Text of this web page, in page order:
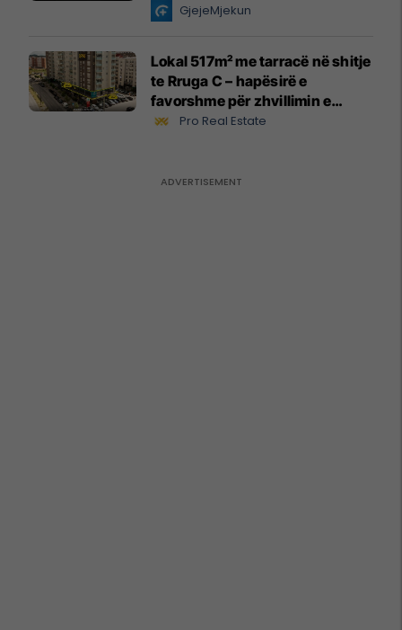
GjejeMjekun
Lokal 517m² me tarracë në shitje
te Rruga C – hapësirë e
favorshme për zhvillimin e
biznesit #15796
Pro Real Estate